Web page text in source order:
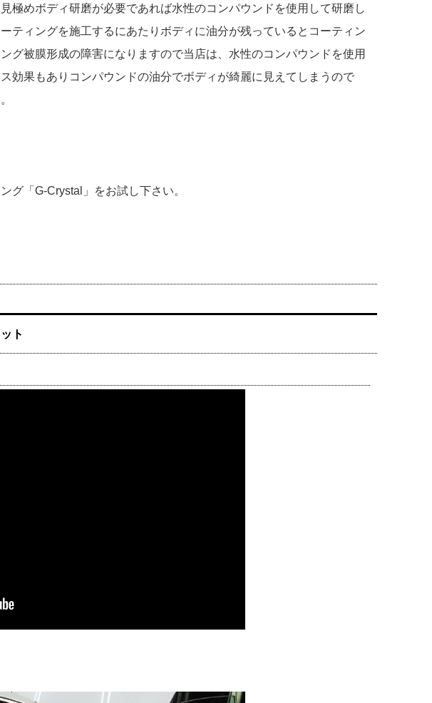
めボディ研磨が必要であれば水性のコンパウンドを使用して研磨し
ティングを施工するにあたりボディに油分が残っているとコーティン
グ被膜形成の障害になりますので当店は、水性のコンパウンドを使用
効果もありコンパウンドの油分でボディが綺麗に見えてしまうので
。
グ「G-Crystal」をお試し下さい。
ト